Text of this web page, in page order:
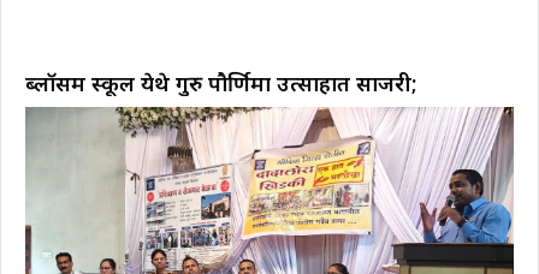
ब्लॉसम स्कूल येथे गुरु पौर्णिमा उत्साहात साजरी;